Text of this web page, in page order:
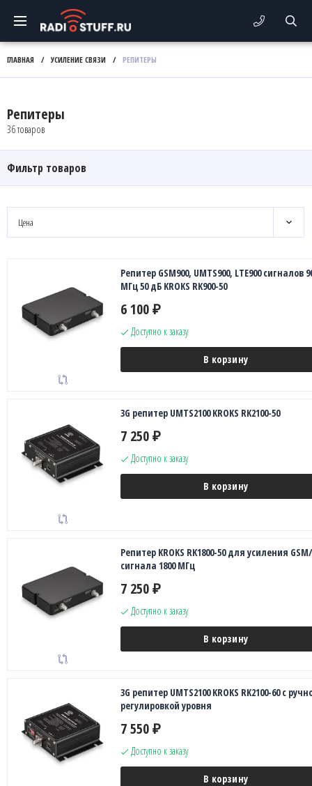
ГЛАВНАЯ / УСИЛЕНИЕ СВЯЗИ / РЕПИТЕРЫ
Репитеры
36 товаров
Фильтр товаров
Цена
Репитер GSM900, UMTS900, LTE900 сигналов
МГц 50 дБ KROKS RK900-50
6 100 ₽
Доступно к заказу
В корзину
3G репитер UMTS2100 KROKS RK2100-50
7 250 ₽
Доступно к заказу
В корзину
Репитер KROKS RK1800-50 для усиления
сигнала 1800 МГц
7 250 ₽
Доступно к заказу
В корзину
3G репитер UMTS2100 KROKS RK2100-60 с
регулировкой уровня
7 550 ₽
Доступно к заказу
В корзину